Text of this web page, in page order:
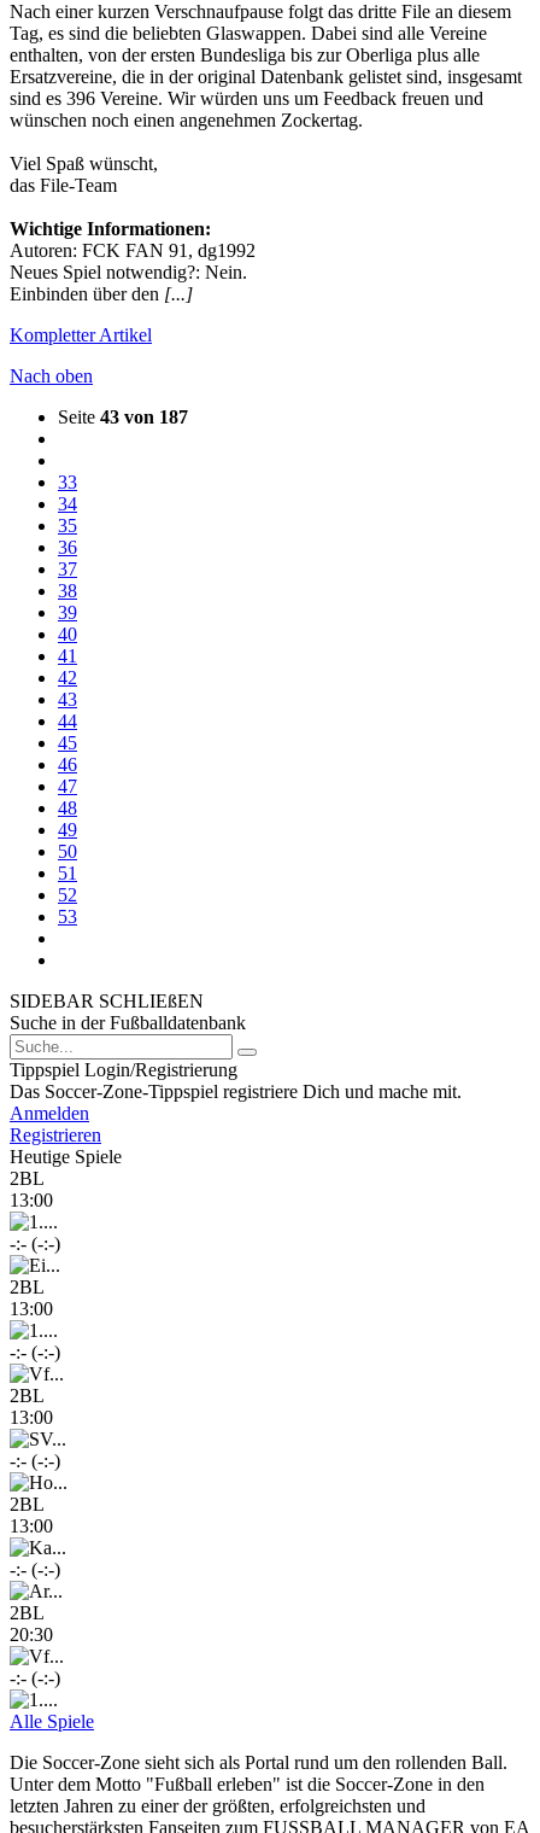
Nach einer kurzen Verschnaufpause folgt das dritte File an diesem
Tag, es sind die beliebten Glaswappen. Dabei sind alle Vereine
enthalten, von der ersten Bundesliga bis zur Oberliga plus alle
Ersatzvereine, die in der original Datenbank gelistet sind, insgesamt
sind es 396 Vereine. Wir würden uns um Feedback freuen und
wünschen noch einen angenehmen Zockertag.
Viel Spaß wünscht,
das File-Team
Wichtige Informationen:
Autoren: FCK FAN 91, dg1992
Neues Spiel notwendig?: Nein.
Einbinden über den [...]
Kompletter Artikel
Nach oben
Seite 43 von 187
33
34
35
36
37
38
39
40
41
42
43
44
45
46
47
48
49
50
51
52
53
SIDEBAR SCHLIEßEN
Suche in der Fußballdatenbank
Tippspiel Login/Registrierung
Das Soccer-Zone-Tippspiel registriere Dich und mache mit.
Anmelden
Registrieren
Heutige Spiele
2BL
13:00
-:- (-:-)
2BL
13:00
-:- (-:-)
2BL
13:00
-:- (-:-)
2BL
13:00
-:- (-:-)
2BL
20:30
-:- (-:-)
Alle Spiele
Die Soccer-Zone sieht sich als Portal rund um den rollenden Ball.
Unter dem Motto "Fußball erleben" ist die Soccer-Zone in den
letzten Jahren zu einer der größten, erfolgreichsten und
besucherstärksten Fanseiten zum FUSSBALL MANAGER von EA